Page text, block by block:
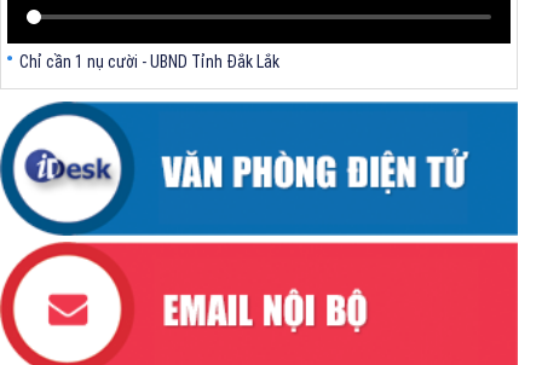
Nhà máy sản xuất đồ gỗ Hồng Phát, địa chỉ Lô F1, F2, F3, F4 - KCN
Chỉ cần 1 nụ cười - UBND Tỉnh Đắk Lắk